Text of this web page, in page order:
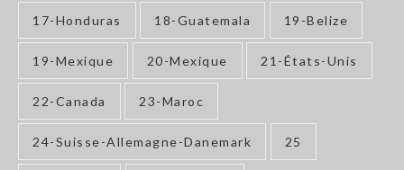
17-Honduras 18-Guatemala 19-Belize
19-Mexique 20-Mexique 21-États-Unis
22-Canada 23-Maroc
24-Suisse-Allemagne-Danemark 25